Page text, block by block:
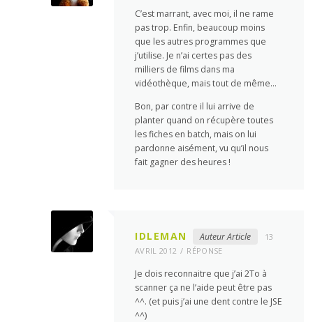
C’est marrant, avec moi, il ne rame
pas trop. Enfin, beaucoup moins
que les autres programmes que
j’utilise. Je n’ai certes pas des
milliers de films dans ma
vidéothèque, mais tout de même…
Bon, par contre il lui arrive de
planter quand on récupère toutes
les fiches en batch, mais on lui
pardonne aisément, vu qu’il nous
fait gagner des heures !
IDLEMAN Auteur Article
13
AVRIL 2012
RÉPONSE
Je dois reconnaitre que j’ai 2To à
scanner ça ne l’aide peut être pas
^^. (et puis j’ai une dent contre le JSE
^^)